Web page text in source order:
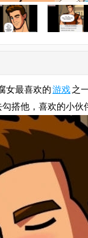
女最喜欢的游戏之
搭他，喜欢的小伙